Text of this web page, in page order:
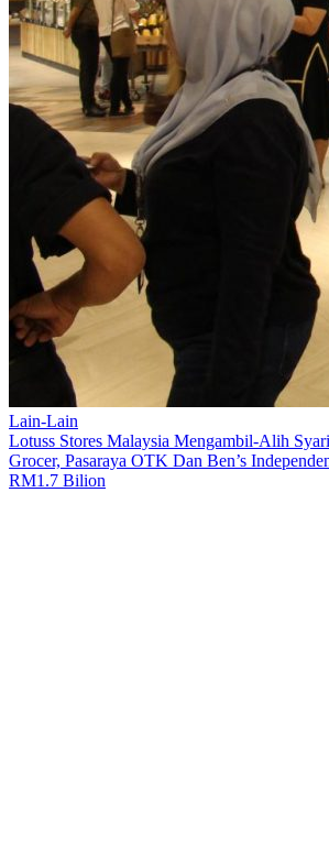
Lain-Lain
Lotuss Stores Malaysia Mengambil-Alih
Grocer, Pasaraya OTK Dan Ben’s
RM1.7 Bilion